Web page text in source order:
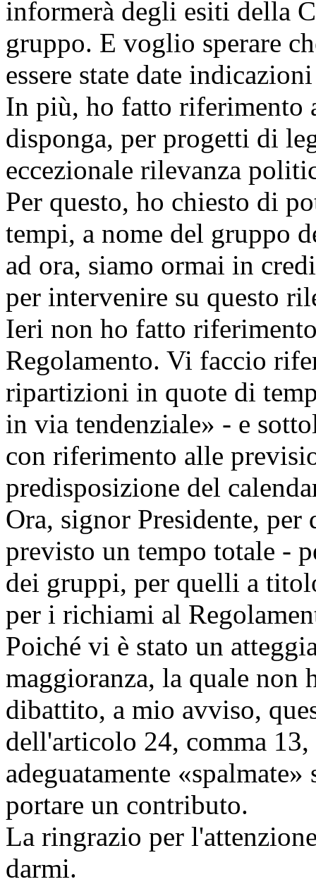
informerà degli esiti della
gruppo. E voglio sperare
essere state date
In più, ho fatto riferimento
disponga, per progetti di
eccezionale rilevanza
Per questo, ho chiesto di
tempi, a nome del gruppo
ad ora, siamo ormai in
per intervenire su questo
Ieri non ho fatto
Regolamento. Vi faccio
ripartizioni in quote di
in via tendenziale» - e
con riferimento alle
predisposizione del
Ora, signor Presidente,
previsto un tempo totale -
dei gruppi, per quelli a
per i richiami al
Poiché vi è stato un
maggioranza, la quale
dibattito, a mio avviso,
dell'articolo 24, comma 13,
adeguatamente
portare un contributo.
La ringrazio per
darmi.